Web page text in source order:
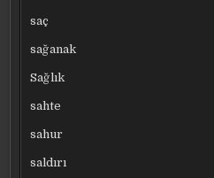
saç
sağanak
Sağlık
sahte
sahur
saldırı